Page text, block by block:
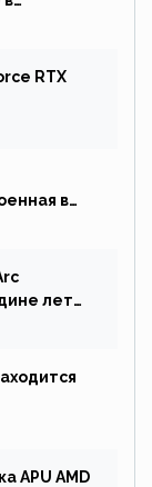
RTX
в
лета.
APU AMD